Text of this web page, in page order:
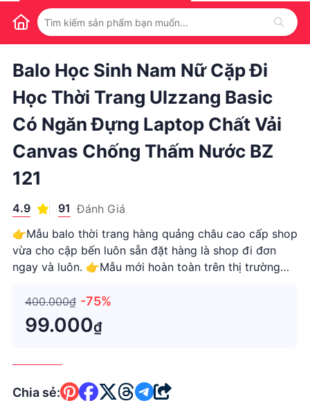
1 1
Balo Học Sinh Nam Nữ Cặp Đi
Học Thời Trang Ulzzang Basic
Có Ngăn Đựng Laptop Chất Vải
Canvas Chống Thấm Nước BZ
121
4.9 91 Đánh Giá
👉Mẫu balo thời trang hàng quảng châu cao cấp shop
vừa cho cập bến luôn sẵn đặt hàng là shop đi đơn
ngay và luôn. 👉Mẫu mới hoàn toàn trên thị trường
phẩm mới hót nhất đẹp nhất đến tay bạn .Mẫu balo
phong cách Hàn Quốc
400.000₫ -75%
99.000₫
Chia sẻ: